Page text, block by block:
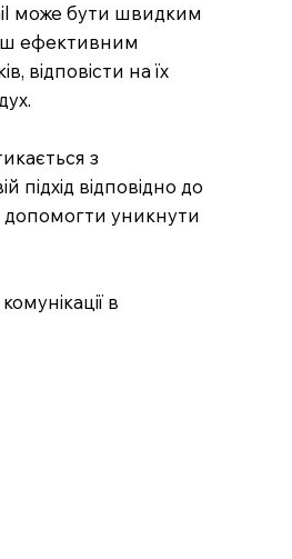
може бути швидким
ефективним
відповісти на їх
з
відповідно до
допомогти уникнути
в